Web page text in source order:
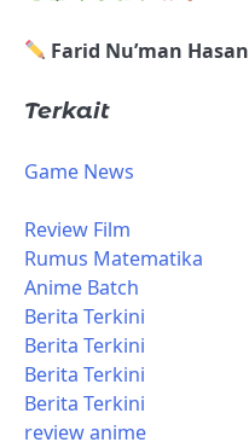
Farid Nu’man Hasan
Terkait
Game News
Review Film
Rumus Matematika
Anime Batch
Berita Terkini
Berita Terkini
Berita Terkini
Berita Terkini
review anime